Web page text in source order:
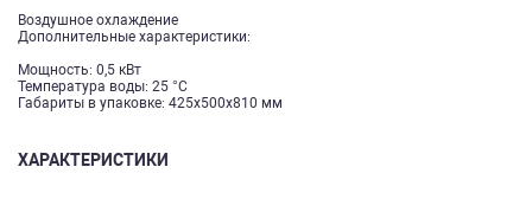
Воздушное охлаждение
Дополнительные характеристики:
Мощность: 0,5 кВт
Температура воды: 25 °C
Габариты в упаковке: 425х500х810 мм
ХАРАКТЕРИСТИКИ